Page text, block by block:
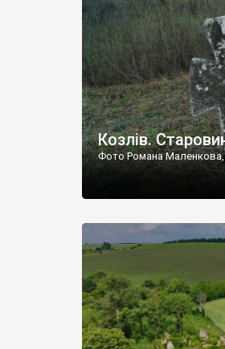
сіл. У селі є мурована
Козлів.
Фото Романа Маленкова,